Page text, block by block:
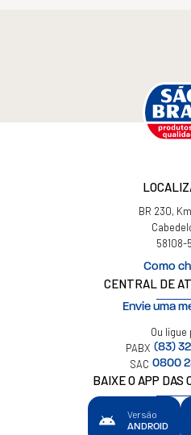
BR 230, Km
58108-
Como
CENTRAL DE
Envie uma
Ou ligue
PABX (83)
SAC 0800
BAIXE O APP DAS
Versão
ANDROID